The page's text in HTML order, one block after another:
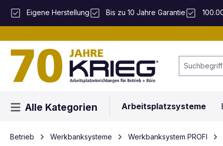
Hauptinhalt springen
Zur Suche springen
Zur Hauptnavigation springen
Eigene Herstellung Bis zu 10 Jahre Garantie
Alle Kategorien Arbeitsplatzsysteme
Betrieb Werkbanksysteme Werkbanksystem PROFI